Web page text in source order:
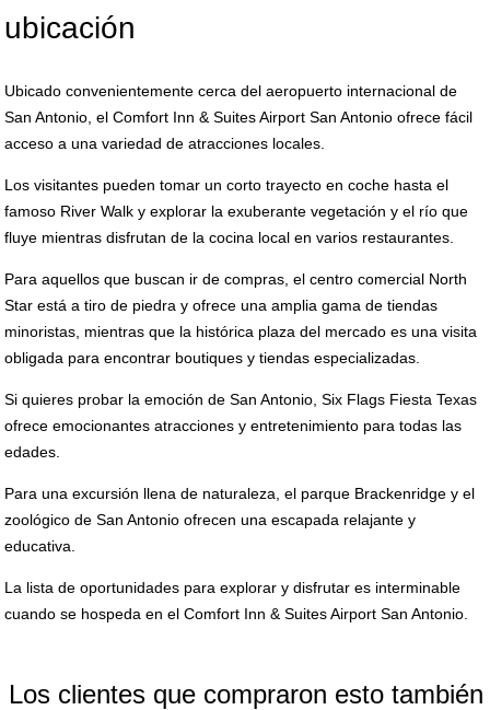
ubicación
Ubicado convenientemente cerca del aeropuerto internacional de
San Antonio, el Comfort Inn & Suites Airport San Antonio ofrece fácil
acceso a una variedad de atracciones locales.
Los visitantes pueden tomar un corto trayecto en coche hasta el
famoso River Walk y explorar la exuberante vegetación y el río que
fluye mientras disfrutan de la cocina local en varios restaurantes.
Para aquellos que buscan ir de compras, el centro comercial North
Star está a tiro de piedra y ofrece una amplia gama de tiendas
minoristas, mientras que la histórica plaza del mercado es una visita
obligada para encontrar boutiques y tiendas especializadas.
Si quieres probar la emoción de San Antonio, Six Flags Fiesta Texas
ofrece emocionantes atracciones y entretenimiento para todas las
edades.
Para una excursión llena de naturaleza, el parque Brackenridge y el
zoológico de San Antonio ofrecen una escapada relajante y
educativa.
La lista de oportunidades para explorar y disfrutar es interminable
cuando se hospeda en el Comfort Inn & Suites Airport San Antonio.
Los clientes que compraron esto también